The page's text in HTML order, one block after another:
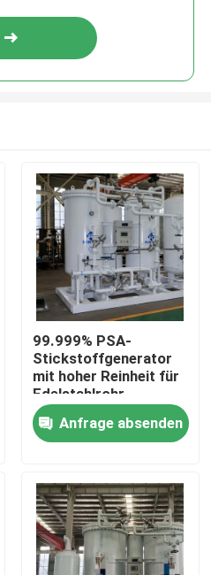
99.999% PSA-
Stickstoffgenerator
mit hoher Reinheit für
Edelstahlrohr
Anfrage absenden